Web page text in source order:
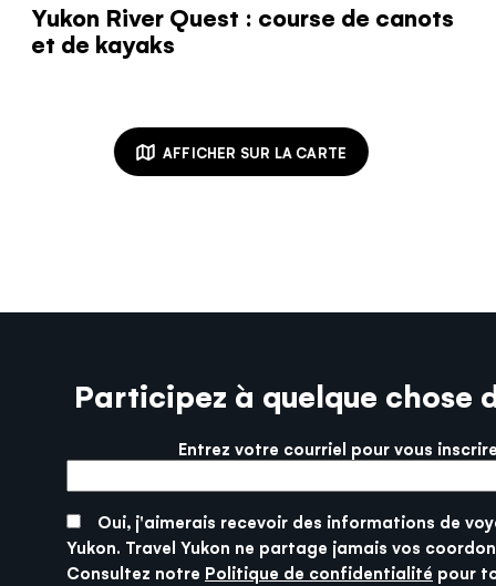
Yukon River Quest : course de canots
et de kayaks
AFFICHER SUR LA CARTE
Participez à quelque chose
Entrez votre courriel pour vous
Oui, j'aimerais recevoir des informations de
Yukon. Travel Yukon ne partage jamais vos
Consultez notre Politique de confidentialité pour